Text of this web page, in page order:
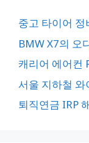
중고 타이어
BMW X7의 오
캐리어 에어컨
서울 지하철
퇴직연금 IRP